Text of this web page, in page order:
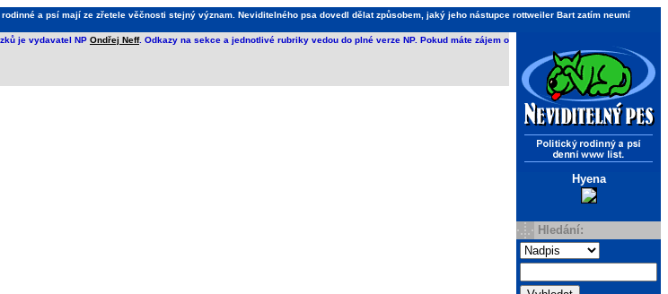
a psí mají ze zřetele věčnosti stejný význam. Neviditelného psa dovedl dělat způsobem, jaký jeho nástupce rottweiler Bart zatím neumí
Hyena
Hledání:
je vydavatel NP Ondřej Neff. Odkazy na sekce a jednotlivé rubriky vedou do plné verze NP. Pokud máte zájem o